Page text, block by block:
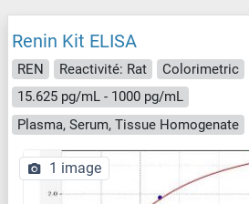
Renin Kit ELISA
REN Reactivité: Rat Colorimetric
15.625 pg/mL - 1000 pg/mL
Plasma, Serum, Tissue Homogenate
1 image